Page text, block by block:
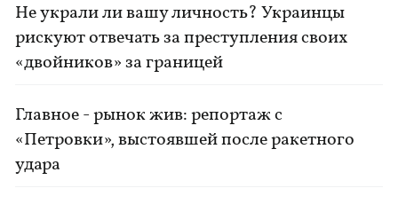
Не украли ли вашу личность? Украинцы
рискуют отвечать за преступления своих
«двойников» за границей
Главное - рынок жив: репортаж с
«Петровки», выстоявшей после ракетного
удара